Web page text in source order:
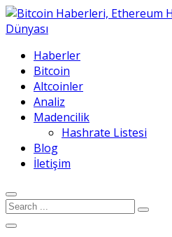
Haberler
Bitcoin
Altcoinler
Analiz
Madencilik
Hashrate Listesi
Blog
İletişim